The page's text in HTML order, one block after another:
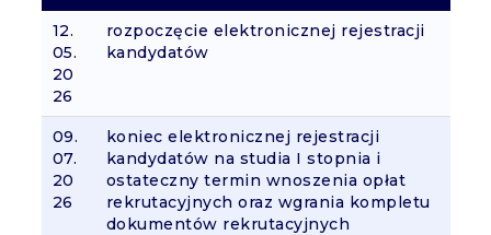
12.
05.
20
26
rozpoczęcie elektronicznej rejestracji
kandydatów
09.
07.
20
26
koniec elektronicznej rejestracji
kandydatów na studia I stopnia i
ostateczny termin wnoszenia opłat
rekrutacyjnych oraz wgrania kompletu
dokumentów rekrutacyjnych